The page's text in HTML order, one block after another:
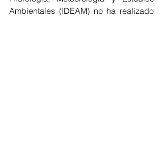
Ambientales (IDEAM) no ha realizado